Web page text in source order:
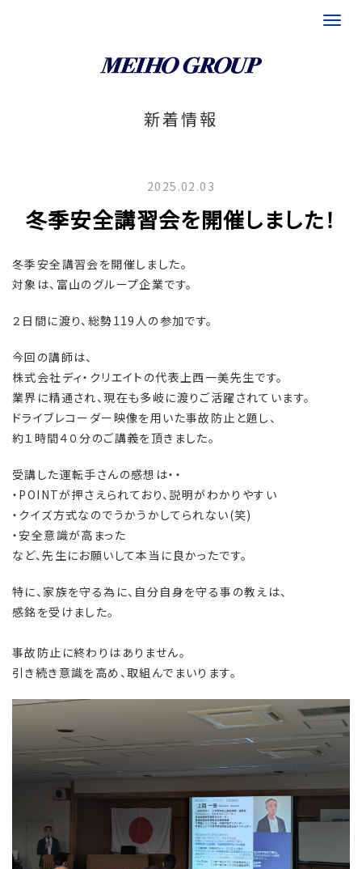
新着情報
2025.02.03
冬季安全講習会を開催しました！
冬季安全講習会を開催しました。
対象は、富山のグループ企業です。
２日間に渡り、総勢119人の参加です。
今回の講師は、
株式会社ディ・クリエイトの代表上西一美先生です。
業界に精通され、現在も多岐に渡りご活躍されています。
ドライブレコーダー映像を用いた事故防止と題し、
約１時間４０分のご講義を頂きました。
受講した運転手さんの感想は・・
・POINTが押さえられており、説明がわかりやすい
・クイズ方式なのでうかうかしてられない(笑)
・安全意識が高まった
など、先生にお願いして本当に良かったです。
特に、家族を守る為に、自分自身を守る事の教えは、
感銘を受けました。
事故防止に終わりはありません。
引き続き意識を高め、取組んでまいります。